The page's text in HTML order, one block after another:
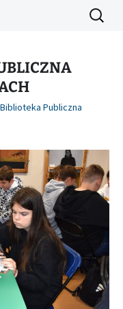
Szukaj:
Biblioteka Publiczna